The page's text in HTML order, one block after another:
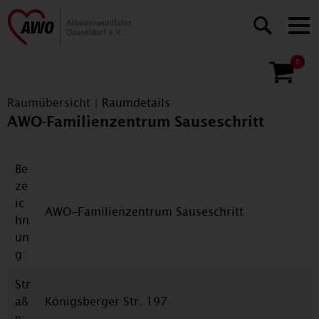
0
Raumübersicht Raumdetails
AWO-Familienzentrum Sauseschritt
Be
ze
ic
hn
un
g:
AWO-Familienzentrum Sauseschritt
Str
aß
Königsberger Str. 197